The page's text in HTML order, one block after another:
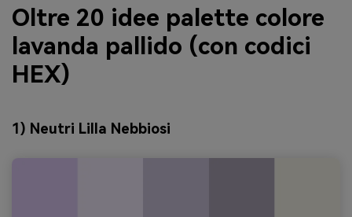
Oltre 20 idee palette colore
lavanda pallido (con codici
HEX)
1) Neutri Lilla Nebbiosi